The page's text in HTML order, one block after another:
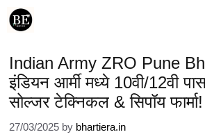
Skip
Indian Army ZRO Pune
इंडियन आर्मी मध्ये 10वी/12वी
सोल्जर टेक्निकल & सिपॉय
27/03/2025 by bhartiera.in